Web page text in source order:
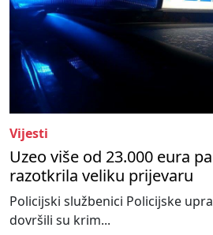
Vijesti
Uzeo više od 23.000 eura
razotkrila veliku prijevaru
Policijski službenici Policijske
dovršili su krim...